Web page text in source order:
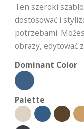
Ten szeroki
dostosować i
potrzebami.
obrazy, edytować
Dominant Color
Palette